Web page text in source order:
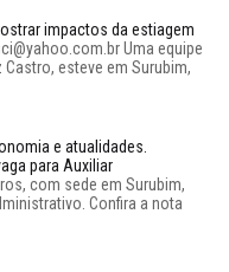
impactos da estiagem
Uma equipe
esteve em Surubim,
e atualidades.
para Auxiliar
com sede em Surubim,
Confira a nota